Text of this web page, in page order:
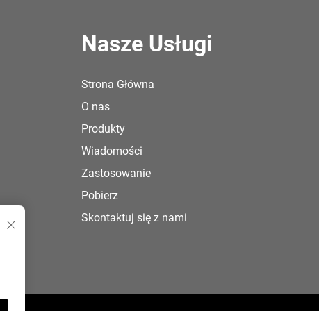
Nasze Usługi
Strona Główna
O nas
Produkty
Wiadomości
Zastosowanie
Pobierz
Skontaktuj się z nami